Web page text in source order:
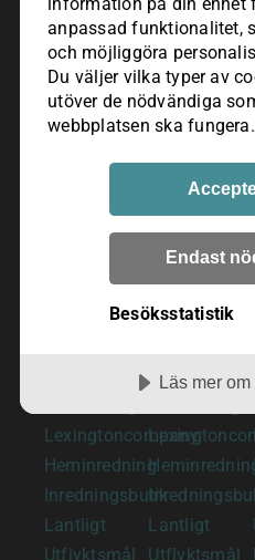
anpassad funktionalitet,
och möjliggöra
Du väljer vilka typer av
utöver de nödvändiga
webbplatsen ska fungera.
Endast
Besöksstatistik
Läs mer